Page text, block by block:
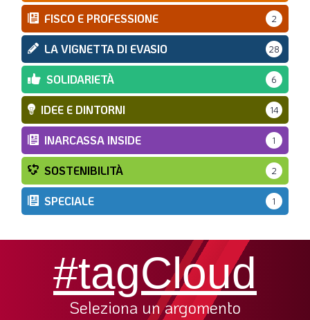
FISCO E PROFESSIONE 2
LA VIGNETTA DI EVASIO 28
SOLIDARIETÀ 6
IDEE E DINTORNI 14
INARCASSA INSIDE 1
SOSTENIBILITÀ 2
SPECIALE 1
#tagCloud
Seleziona un argomento